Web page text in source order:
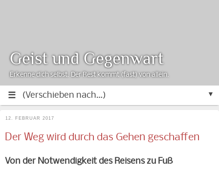
▼
Geist und Gegenwart
Erkenne dich selbst. Der Rest kommt (fast) von allein.
12. FEBRUAR 2017
Der Weg wird durch das Gehen geschaffen
Von der Notwendigkeit des Reisens zu Fuß